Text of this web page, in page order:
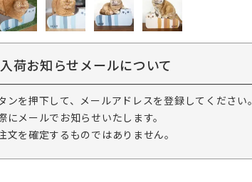
入荷お知らせメールについて
ンを押下して、メールアドレスを登録してください。
にメールでお知らせいたします。
文を確定するものではありません。